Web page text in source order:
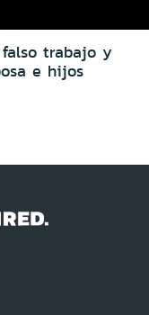
trabajo y
e hijos